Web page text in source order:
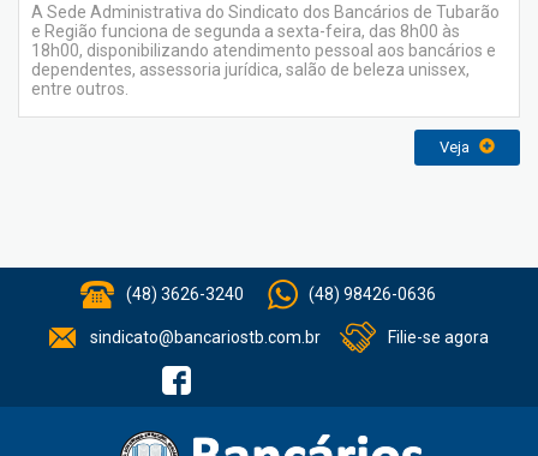
A Sede Administrativa do Sindicato dos Bancários de Tubarão
e Região funciona de segunda a sexta-feira, das 8h00 às
18h00, disponibilizando atendimento pessoal aos bancários e
dependentes, assessoria jurídica, salão de beleza unissex,
entre outros.
Veja
(48) 3626-3240 (48) 98426-0636
sindicato@bancariostb.com.br Filie-se agora